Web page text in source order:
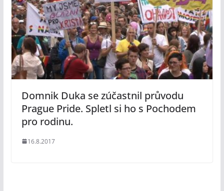
Domnik Duka se zúčastnil průvodu
Prague Pride. Spletl si ho s Pochodem
pro rodinu.
16.8.2017